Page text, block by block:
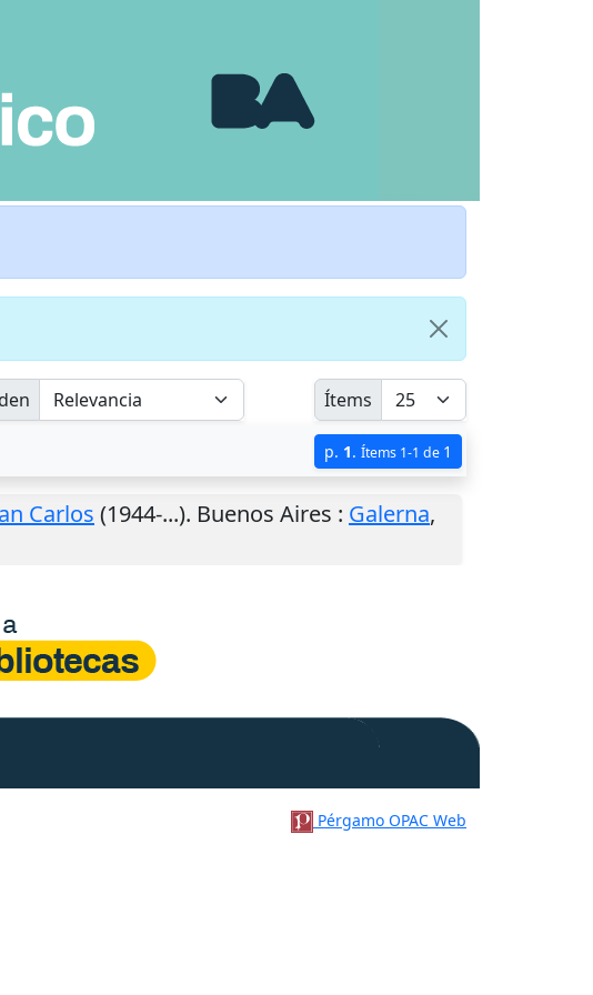
Ítems
p. 1. Ítems 1-1 de 1
Carlos (1944-...). Buenos Aires : Galerna,
Pérgamo OPAC Web